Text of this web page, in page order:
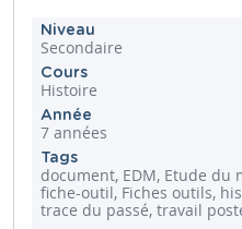
Niveau
Secondaire
Cours
Histoire
Année
7 années
Tags
document, EDM, Etude du
fiche-outil, Fiches outils,
trace du passé, travail